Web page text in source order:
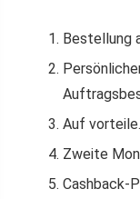
Bestellung
Auf
Zweite
Cashback-